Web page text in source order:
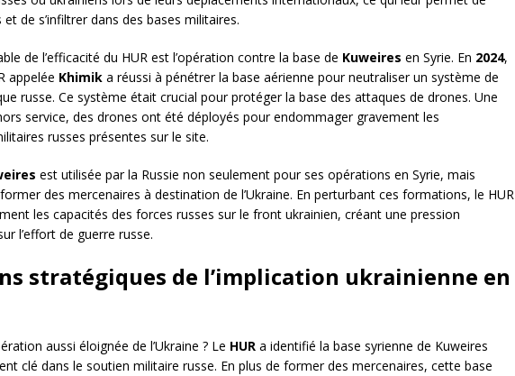
de s’infiltrer dans des bases militaires.
de l’efficacité du HUR est l’opération contre la base de Kuweires en Syrie. En 2024,
appelée Khimik a réussi à pénétrer la base aérienne pour neutraliser un système de
russe. Ce système était crucial pour protéger la base des attaques de drones. Une
service, des drones ont été déployés pour endommager gravement les
russes présentes sur le site.
est utilisée par la Russie non seulement pour ses opérations en Syrie, mais
des mercenaires à destination de l’Ukraine. En perturbant ces formations, le HUR
les capacités des forces russes sur le front ukrainien, créant une pression
l’effort de guerre russe.
stratégiques de l’implication ukrainienne en
aussi éloignée de l’Ukraine ? Le HUR a identifié la base syrienne de Kuweires
clé dans le soutien militaire russe. En plus de former des mercenaires, cette base